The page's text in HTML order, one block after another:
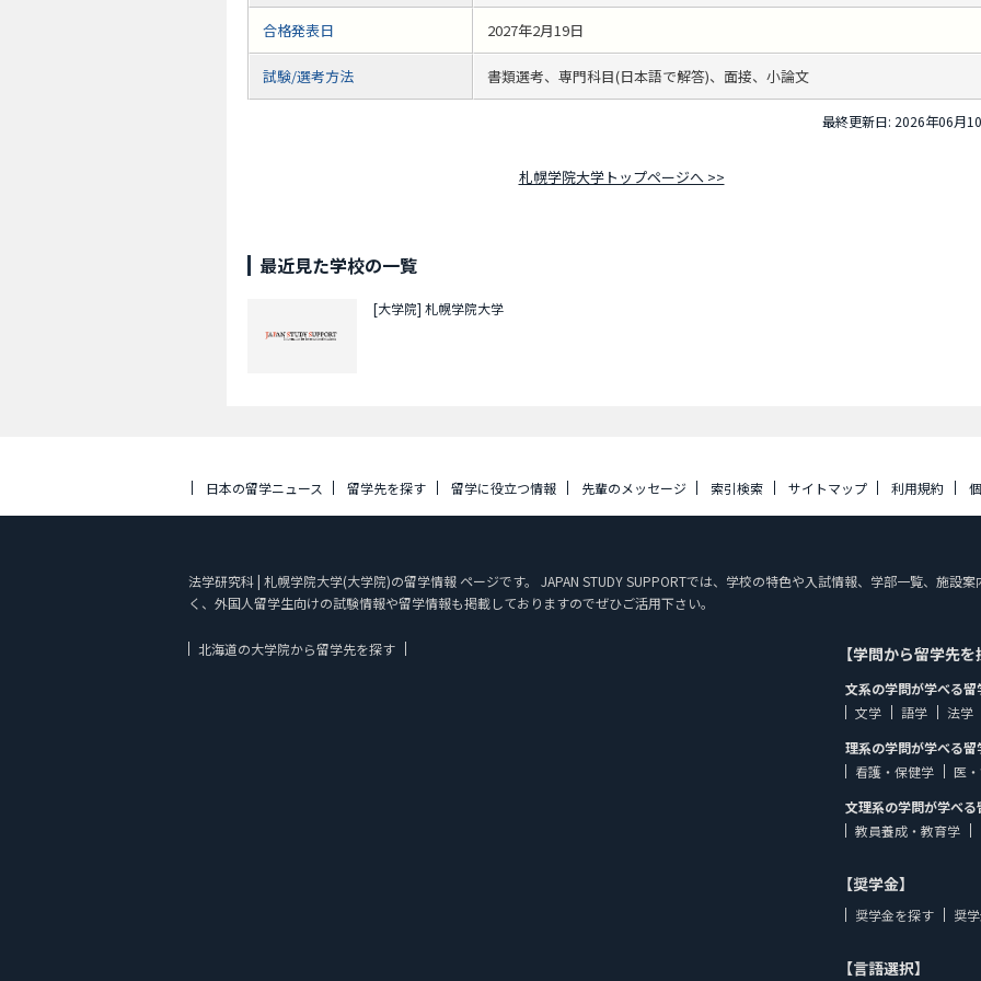
合格発表日 2027年2月19日
試験/選考方法 書類選考、専門科目(日本語で解答)、面接、小論文
最終更新日: 2026年06月
札幌学院大学トップページへ >>
最近見た学校の一覧
[大学院] 札幌学院大学
日本の留学ニュース 留学先を探す 留学に役立つ情報 先輩のメッセージ 索引検索 サイトマップ 利用規約
法学研究科 | 札幌学院大学(大学院)の留学情報 ページです。 JAPAN STUDY SUPPORTでは、学校の特色や入試情報、学部一覧、施設
く、外国人留学生向けの試験情報や留学情報も掲載しておりますのでぜひご活用下さい。
北海道の大学院から留学先を探す 【学問から留学先
文系の学問が学べる留
文学
語学
法学
理系の学問が学べる留
看護・保健学
医
文理系の学問が学べ
教員養成・教育学
【奨学金】
奨学金を探す 奨
【言語選択】